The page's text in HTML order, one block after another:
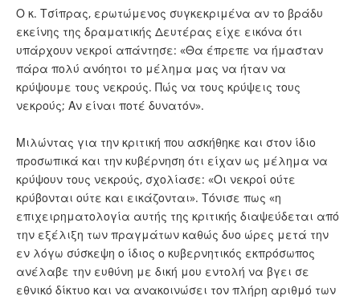
Ο κ. Τσίπρας, ερωτώμενος συγκεκριμένα αν το βράδυ
εκείνης της δραματικής Δευτέρας είχε εικόνα ότι
υπάρχουν νεκροί απάντησε: «Θα έπρεπε να ήμασταν
πάρα πολύ ανόητοι το μέλημα μας να ήταν να
κρύψουμε τους νεκρούς. Πώς να τους κρύψεις τους
νεκρούς; Αν είναι ποτέ δυνατόν».
Μιλώντας για την κριτική που ασκήθηκε και στον ίδιο
προσωπικά και την κυβέρνηση ότι είχαν ως μέλημα να
κρύψουν τους νεκρούς, σχολίασε: «Οι νεκροί ούτε
κρύβονται ούτε και εικάζονται». Τόνισε πως «η
επιχειρηματολογία αυτής της κριτικής διαψεύδεται από
την εξέλιξη των πραγμάτων καθώς δυο ώρες μετά την
εν λόγω σύσκεψη ο ίδιος ο κυβερνητικός εκπρόσωπος
ανέλαβε την ευθύνη με δική μου εντολή να βγει σε
εθνικό δίκτυο και να ανακοινώσει τον πλήρη αριθμό των